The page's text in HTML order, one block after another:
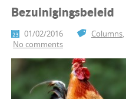
Bezuinigingsbeleid
01/02/2016 Columns,
No comments